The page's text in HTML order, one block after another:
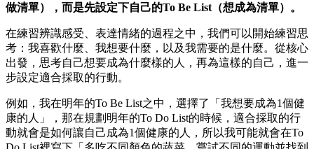
做清單），而是先設定下自己的To Be List（想成為清單）。
在練習辨識感受、表達情緒的過程之中，我們可以開始練習思
考：我喜歡什麼、我想要什麼，以及我需要的是什麼。從核心
出發，思考自己想要成為什麼樣的人，再為這樣的自己，進一
步設定適合採取的行動。
例如，我在明年的To Be List之中，選擇了「我想要成為1個健
康的人」，那在規劃明年的To Do List的時候，適合採取的行
動就會是如何讓自己成為1個健康的人，所以我可能就會在To